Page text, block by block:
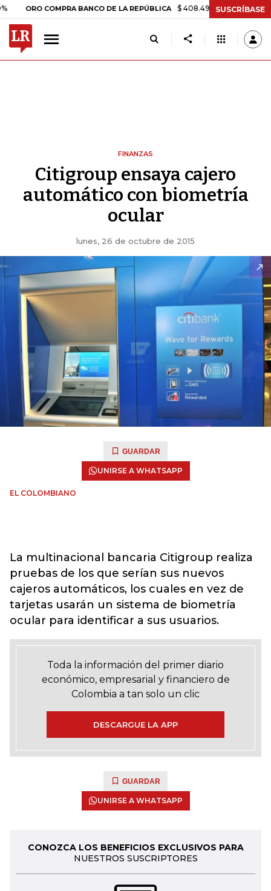
ORO COMPRA BANCO DE LA REPÚBLICA $ 408.498,97 +$ 8.753,81
SUSCRÍBASE
FINANZAS
Citigroup ensaya cajero
automático con biometría
ocular
lunes, 26 de octubre de 2015
GUARDAR
UNIRSE A WHATSAPP
EL COLOMBIANO
La multinacional bancaria Citigroup realiza
pruebas de los que serían sus nuevos
cajeros automáticos, los cuales en vez de
tarjetas usarán un sistema de biometría
ocular para identificar a sus usuarios.
Toda la información del primer diario
económico, empresarial y financiero de
Colombia a tan solo un clic
DESCARGUE LA APP
GUARDAR
UNIRSE A WHATSAPP
CONOZCA LOS BENEFICIOS EXCLUSIVOS PARA
NUESTROS SUSCRIPTORES